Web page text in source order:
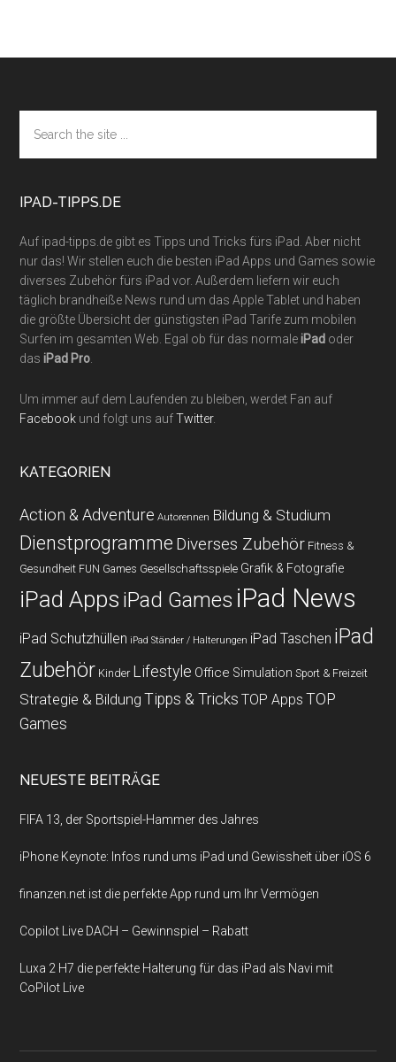
Footer
the
site
IPAD-TIPPS.DE
Auf ipad-tipps.de gibt es Tipps und Tricks fürs iPad. Aber nicht
nur das! Wir stellen euch die besten iPad Apps und Games sowie
diverses Zubehör fürs iPad vor. Außerdem liefern wir euch
täglich brandheiße News rund um das Apple Tablet und haben
die größte Übersicht der günstigsten iPad Tarife zum mobilen
Surfen im gesamten Web. Egal ob für das normaleiPad oder
dasiPad Pro
Um immer auf dem Laufenden zu bleiben, werdet Fan auf
Facebook und folgt uns aufTwitter.
KATEGORIEN
Action & Adventure Autorennen Bildung & Studium
Dienstprogramme Diverses Zubehör Fitness &
Gesundheit FUN Games Gesellschaftsspiele Grafik & Fotografie
iPad Apps iPad Games iPad News
iPad Schutzhüllen iPad Ständer / Halterungen iPad Taschen iPad
Zubehör Kinder Lifestyle Office Simulation Sport & Freizeit
Strategie & Bildung Tipps & Tricks TOP Apps TOP
Games
NEUESTE BEITRÄGE
FIFA 13, der Sportspiel-Hammer des Jahres
iPhone Keynote: Infos rund ums iPad und Gewissheit über iOS 6
finanzen.net ist die perfekte App rund um Ihr Vermögen
Copilot Live DACH – Gewinnspiel – Rabatt
Luxa 2 H7 die perfekte Halterung für das iPad als Navi mit
CoPilot Live